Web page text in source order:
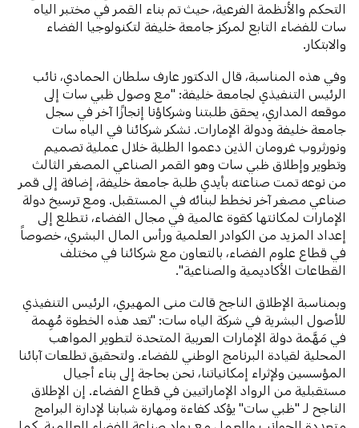
التحكم والأنظمة الفرعية، حيث تم بناء القمر في مختبر الياه
سات للفضاء التابع لمركز جامعة خليفة لتكنولوجيا الفضاء
والابتكار.
وفي هذه المناسبة، قال الدكتور عارف سلطان الحمادي، نائب
الرئيس التنفيذي لجامعة خليفة: "مع وصول ظبي سات إلى
موقعه المداري، يحقق طلبتنا وشركاؤنا إنجازًا آخر في سجل
جامعة خليفة ودولة الإمارات. نشكر شركائنا في الياه سات
ونورثروب غرومان الذين دعموا الطلبة خلال عملية تصميم
وتطوير وإطلاق ظبي سات وهو القمر الصناعي المصغر الثالث
من نوعه تمت صناعته بأيدي طلبة جامعة خليفة، إضافة إلى قمر
صناعي مصغر آخر نخطط لبنائه في المستقبل. ومع ترسيخ دولة
الإمارات لمكانتها كقوة عالمية في مجال الفضاء، نتطلع إلى
إعداد المزيد من الكوادر العلمية ورأس المال البشري، خصوصاً
في قطاع علوم الفضاء، بالتعاون مع شركائنا في مختلف
القطاعات الأكاديمية والصناعية".
وبمناسبة الإطلاق الناجح قالت منى المهيري، الرئيس التنفيذي
للأصول البشرية في شركة الياه سات: "تعد هذه الخطوة مُهِمة
في مَهَّمة دولة الإمارات العربية المتحدة لتطوير المواهب
المحلية لقيادة البرنامج الوطني للفضاء. ولتحقيق تطلعات آبائنا
المؤسسين ولإثراء إمكانياتنا، نحن بحاجة إلى بناء أجيال
مستقبلية من الرواد الإماراتيين في قطاع الفضاء. إن الإطلاق
الناجح لـ "ظبي سات" يؤكد كفاءة ومهارة شبابنا لإدارة البرامج